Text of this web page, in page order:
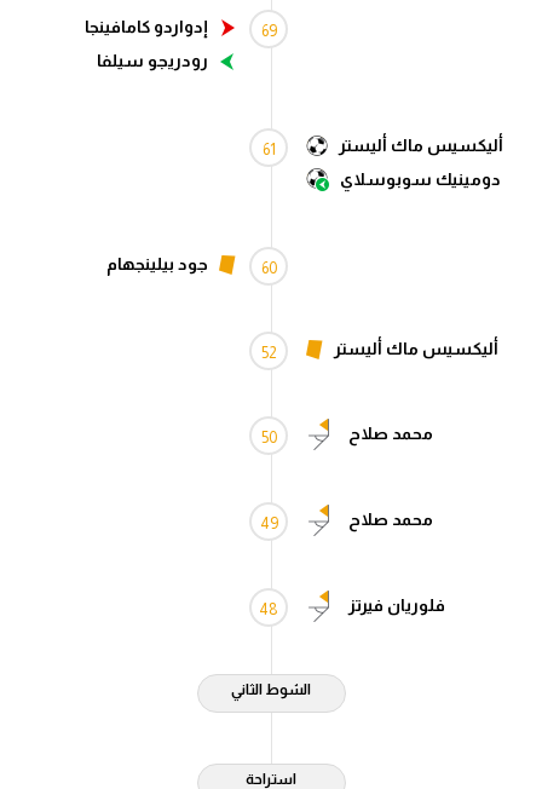
كرة السلة الأمريكية
كرة سلة
الوطن العربي
رياضة نسائية
69
إدواردو كامافينجا
رودريجو سيلفا
61
أليكسيس ماك أليستر
دومينيك سوبوسلاي
60 جود بيلينجهام
52 أليكسيس ماك أليستر
50 محمد صلاح
49 محمد صلاح
48 فلوريان فيرتز
الشوط الثاني
استراحة